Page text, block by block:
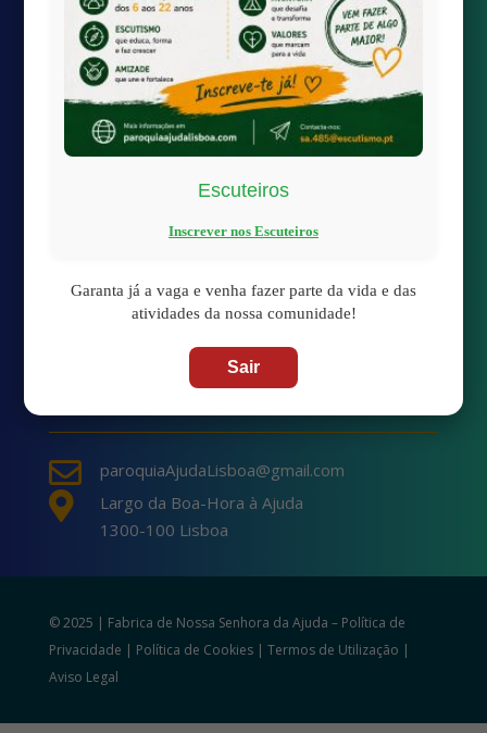
Quick links
Transmissão Online
 paroquiaAjudaLisboa@gmail.com

Largo da Boa-Hora à Ajuda
1300-100 Lisboa
© 2025 | Fabrica de Nossa Senhora da Ajuda – Política de
Privacidade | Política de Cookies| Termos de Utilização |
Aviso Legal
Escuteiros
Inscrever nos Escuteiros
Garanta já a vaga e venha fazer parte da vida e das
atividades da nossa comunidade!
Sair